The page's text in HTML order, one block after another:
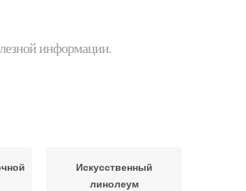
информации.
Искусственный
линолеум